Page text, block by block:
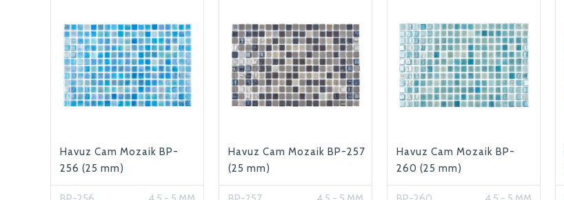
Havuz Cam Mozaik BP-
256 (25 mm)
Havuz Cam Mozaik BP-257
(25 mm)
Havuz Cam Mozaik BP-
260 (25 mm)